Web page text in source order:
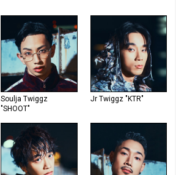
Soulja Twiggz
"SHOOT"
Jr Twiggz "KTR"